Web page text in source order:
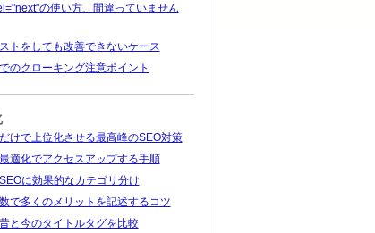
の使い方、間違っていません
トをしても改善できないケース
のクローキング注意ポイント
けで上位化させる最高峰のSEO対策
適化でアクセスアップする手順
に効果的なカテゴリ分け
で多くのメリットを記述するコツ
と今のタイトルタグを比較